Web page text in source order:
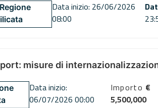
Data inizio: 26/06/2026
08:00
misure di
Data inizio:
06/07/2026 00:00
Importo €
5,500,000